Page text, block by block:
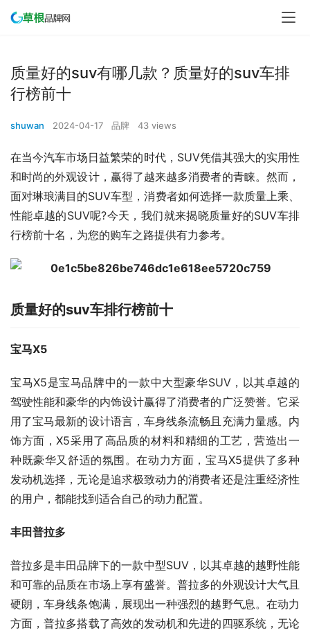
质量好的suv有哪几款？质量好的suv车排
行榜前十
shuwan 2024-04-17 品牌 43 views
在当今汽车市场日益繁荣的时代，SUV凭借其强大的实用性
和时尚的外观设计，赢得了越来越多消费者的青睐。然而，
面对琳琅满目的SUV车型，消费者如何选择一款质量上乘、
性能卓越的SUV呢?今天，我们就来揭晓质量好的SUV车排
行榜前十名，为您的购车之路提供有力参考。
质量好的suv车排行榜前十
宝马X5
宝马X5是宝马品牌中的一款中大型豪华SUV，以其卓越的
驾驶性能和豪华的内饰设计赢得了消费者的广泛赞誉。它采
用了宝马最新的设计语言，车身线条流畅且充满力量感。内
饰方面，X5采用了高品质的材料和精细的工艺，营造出一
种既豪华又舒适的氛围。在动力方面，宝马X5提供了多种
发动机选择，无论是追求极致动力的消费者还是注重经济性
的用户，都能找到适合自己的动力配置。
丰田普拉多
普拉多是丰田品牌下的一款中型SUV，以其卓越的越野性能
和可靠的品质在市场上享有盛誉。普拉多的外观设计大气且
硬朗，车身线条饱满，展现出一种强烈的越野气息。在动力
方面，普拉多搭载了高效的发动机和先进的四驱系统，无论